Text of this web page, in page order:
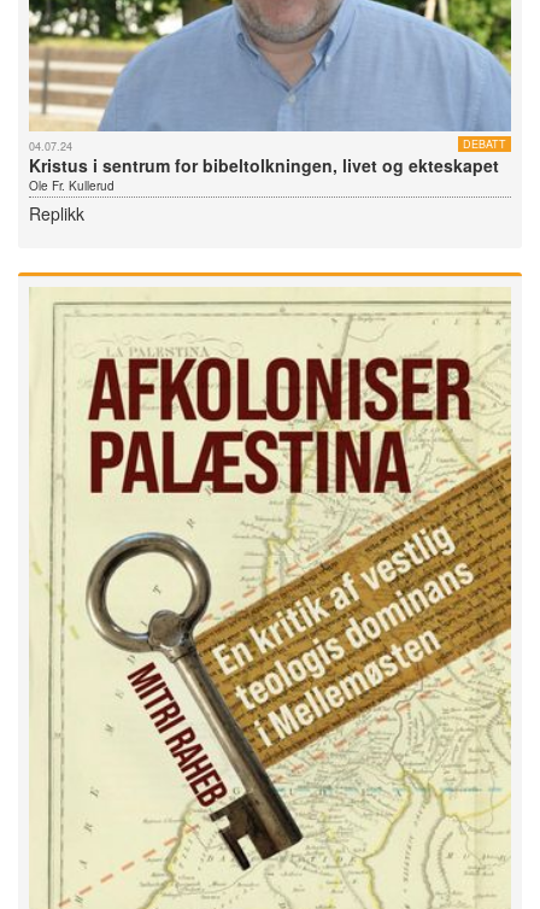
04.07.24 DEBATT
Kristus i sentrum for bibeltolkningen, livet og ekteskapet
Ole Fr. Kullerud
Replikk